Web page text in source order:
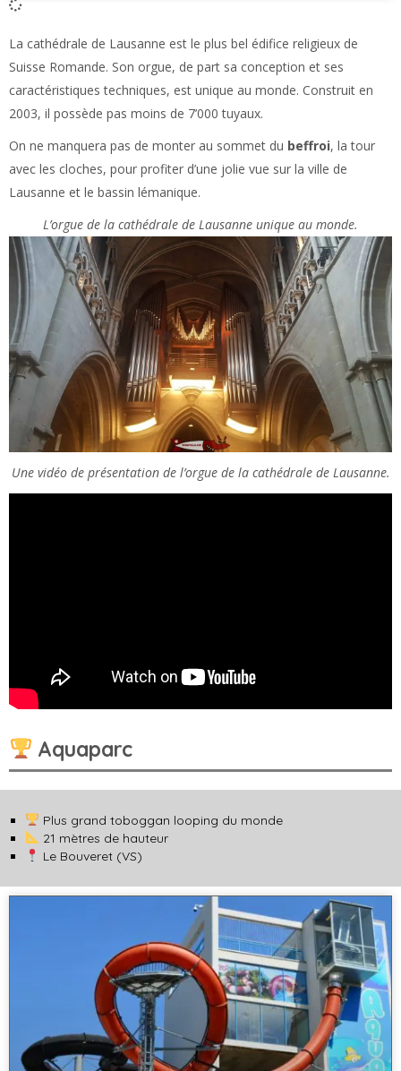
La cathédrale de Lausanne est le plus bel édifice religieux de
Suisse Romande. Son orgue, de part sa conception et ses
caractéristiques techniques, est unique au monde. Construit en
2003, il possède pas moins de 7’000 tuyaux.
On ne manquera pas de monter au sommet du beffroi, la tour
avec les cloches, pour profiter d’une jolie vue sur la ville de
Lausanne et le bassin lémanique.
L’orgue de la cathédrale de Lausanne unique au monde.
Une vidéo de présentation de l’orgue de la cathédrale de Lausanne.
Aquaparc
Plus grand toboggan looping du monde
21 mètres de hauteur
Le Bouveret (VS)